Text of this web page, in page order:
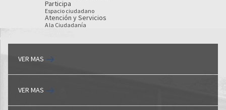
Participa
Espacio ciudadano
Atención y Servicios
A la Ciudadanía
VER MAS
VER MAS